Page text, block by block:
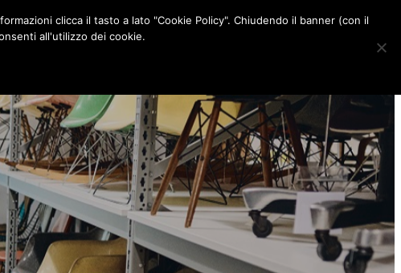
CONTATTI
o
g
m
r
t
clicca il tasto a lato "Cookie Policy". Chiudendo il banner (con il
all'utilizzo dei cookie.